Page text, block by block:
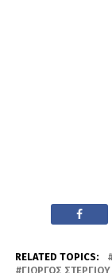
RELATED TOPICS:
ΓΙΏΡΓΟΣ ΣΤΕΡΓΊΟΥ